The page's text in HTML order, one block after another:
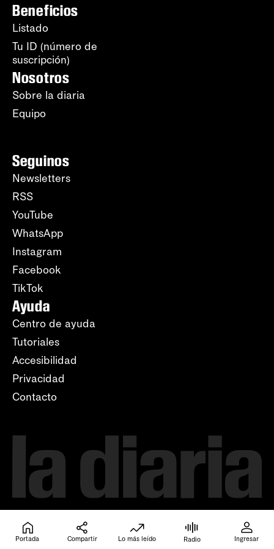
Beneficios
Listado
Tu ID (número de
suscripción)
Nosotros
Sobre la diaria
Equipo
Seguinos
Newsletters
RSS
YouTube
WhatsApp
Instagram
Facebook
TikTok
Ayuda
Centro de ayuda
Tutoriales
Accesibilidad
Privacidad
Contacto
Portada Compartir Lo más leído Radio Ingresar